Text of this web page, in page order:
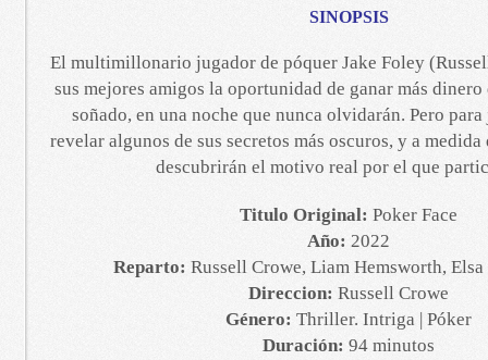
SINOPSIS
El multimillonario jugador de póquer Jake Foley
sus mejores amigos la oportunidad de ganar más dinero
soñado, en una noche que nunca olvidarán. Pero
revelar algunos de sus secretos más oscuros, y a
descubrirán el motivo real por el que
Titulo Original: Poker Face
Año: 2022
Reparto: Russell Crowe, Liam Hemsworth,
Direccion: Russell Crowe
Género: Thriller. Intriga | Póker
Duración: 94 minutos